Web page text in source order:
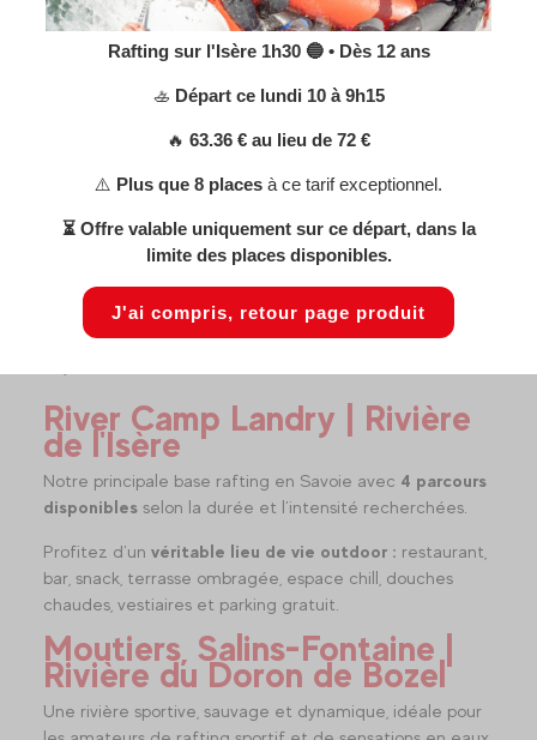
Du débutant au sportif
avec des rapides de classe II à IV. Moniteurs
Consulter le guide des niveaux
River Camp Landry | Rivière
de l'Isère
Notre principale base rafting en Savoie avec 4 parcours
disponibles selon la durée et l’intensité recherchées.
Profitez d’un véritable lieu de vie outdoor : restaurant,
bar, snack, terrasse ombragée, espace chill, douches
chaudes, vestiaires et parking gratuit.
Moutiers, Salins-Fontaine |
Rivière du Doron de Bozel
Une rivière sportive, sauvage et dynamique, idéale pour
Rafting sur l'Isère 1h30 🔵 • Dès 12 ans
🚣 Départ ce lundi 10 à 9h15
🔥 63.36 € au lieu de 72 €
⚠️ Plus que 8 places à ce tarif exceptionnel.
⏳ Offre valable uniquement sur ce départ, dans la
limite des places disponibles.
J'ai compris, retour page produit